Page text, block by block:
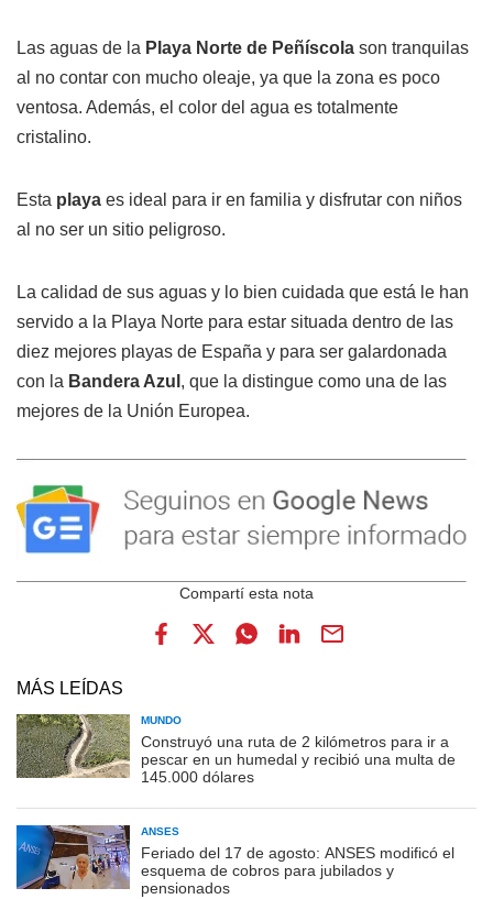
Las aguas de la Playa Norte de Peñíscola son tranquilas
al no contar con mucho oleaje, ya que la zona es poco
ventosa. Además, el color del agua es totalmente
cristalino.
Esta playa es ideal para ir en familia y disfrutar con niños
al no ser un sitio peligroso.
La calidad de sus aguas y lo bien cuidada que está le han
servido a la Playa Norte para estar situada dentro de las
diez mejores playas de España y para ser galardonada
con la Bandera Azul , que la distingue como una de las
mejores de la Unión Europea.
MÁS LEÍDAS
MUNDO
Construyó una ruta de 2 kilómetros para ir a
pescar en un humedal y recibió una multa de
145.000 dólares
ANSES
Feriado del 17 de agosto: ANSES modificó el
esquema de cobros para jubilados y
pensionados